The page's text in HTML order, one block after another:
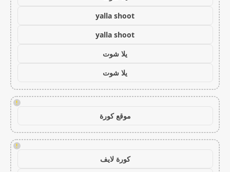
yalla shoot
yalla shoot
يلا شوت
يلا شوت
!
موقع كورة
!
كورة لايف